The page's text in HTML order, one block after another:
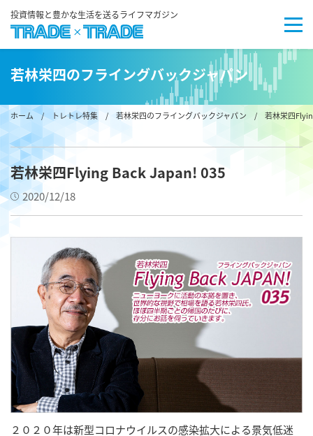
投資情報と豊かな生活を送るライフマガジン
若林栄四のフライングバックジャパン
ホーム/ トレトレ特集 / 若林栄四のフライングバックジャパン / 若林栄四
若林栄四Flying Back Japan! 035
2020/12/18
２０２０年は新型コロナウイルスの感染拡大による景気低迷